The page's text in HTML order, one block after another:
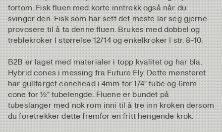
fortom. Fisk fluen med korte inntrekk også når du
svinger den. Fisk som har sett det meste lar seg gjerne
provosere til å ta denne fluen. Brukes med dobbel og
treblekroker I størrelse 12/14 og enkelkroker I str. 8-10.
B2B er laget med materialer i topp kvalitet og har bla.
Hybrid cones i messing fra Future Fly. Dette mønsteret
har gullfarget conehead i 4mm for 1/4" tube og 6mm
cone for ½" tubelengde. Fluene er bundet på
tubeslanger med nok rom inni til å tre inn kroken dersom
du foretrekker dette fremfor en fritt hengende krok.